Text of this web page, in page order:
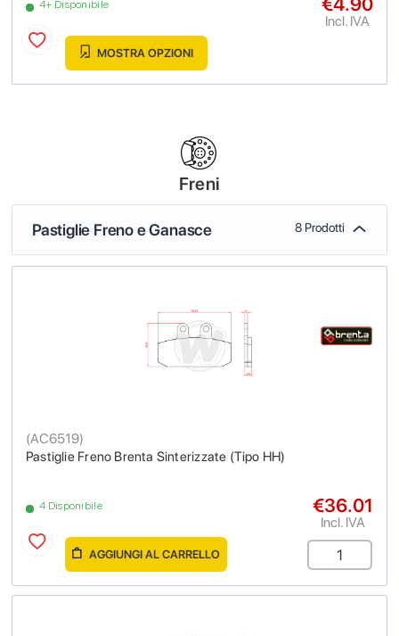
4+ Disponibile
Incl. IVA
MOSTRA OPZIONI
Freni
Pastiglie Freno e Ganasce 8 Prodotti
Pastiglie Freno Brenta Sinterizzate (Tipo HH)
(AC6519)
4 Disponibile €36.01
Incl. IVA
AGGIUNGI AL CARRELLO